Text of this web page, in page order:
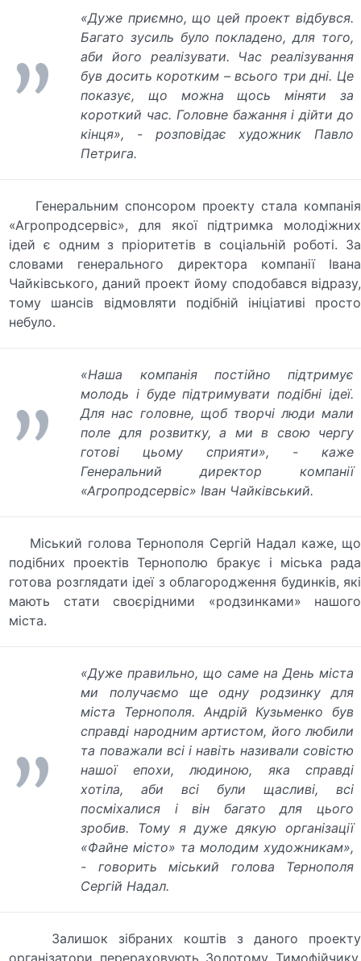
«Дуже приємно, що цей проект відбувся.
Багато зусиль було покладено, для того,
аби його реалізувати. Час реалізування
був досить коротким – всього три дні. Це
показує, що можна щось міняти за
короткий час. Головне бажання і дійти до
кінця», - розповідає художник Павло
Петрига.
Генеральним спонсором проекту стала компанія
«Агропродсервіс», для якої підтримка молодіжних
ідей є одним з пріоритетів в соціальній роботі. За
словами генерального директора компанії Івана
Чайківського, даний проект йому сподобався відразу,
тому шансів відмовляти подібній ініціативі просто
небуло.
«Наша компанія постійно підтримує
молодь і буде підтримувати подібні ідеї.
Для нас головне, щоб творчі люди мали
поле для розвитку, а ми в свою чергу
готові цьому сприяти», - каже
Генеральний директор компанії
«Агропродсервіс» Іван Чайківський.
Міський голова Тернополя Сергій Надал каже, що
подібних проектів Тернополю бракує і міська рада
готова розглядати ідеї з облагородження будинків, які
мають стати своєрідними «родзинками» нашого
міста.
«Дуже правильно, що саме на День міста
ми получаємо ще одну родзинку для
міста Тернополя. Андрій Кузьменко був
справді народним артистом, його любили
та поважали всі і навіть називали совістю
нашої епохи, людиною, яка справді
хотіла, аби всі були щасливі, всі
посміхалися і він багато для цього
зробив. Тому я дуже дякую організації
«Файне місто» та молодим художникам»,
- говорить міський голова Тернополя
Сергій Надал.
Залишок зібраних коштів з даного проекту